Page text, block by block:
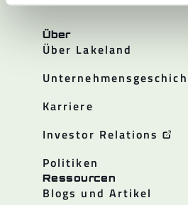
Über
Über Lakeland
Karriere
Investor Relations
Politiken
Ressourcen
Blogs und Artikel